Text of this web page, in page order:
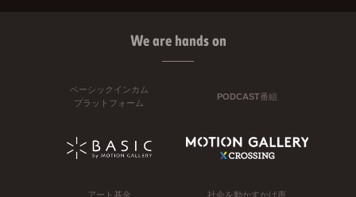
We are hands on
ベーシックインカム
プラットフォーム
PODCAST番組
アート基金 社会を動かすかけ声